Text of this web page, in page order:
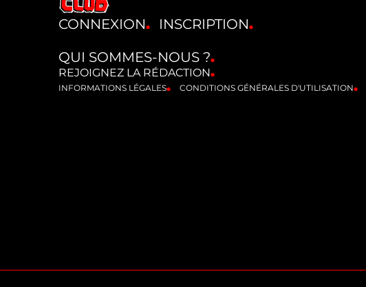
CONNEXION
INSCRIPTION
QUI SOMMES-NOUS ?
REJOIGNEZ LA RÉDACTION
INFORMATIONS LÉGALES CONDITIONS GÉNÉRALES D'UTILISATION